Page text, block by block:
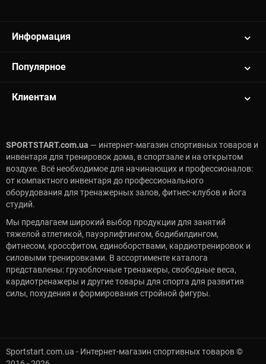
Информация
Популярное
Клиентам
SPORTSTART.com.ua — интернет-магазин спортивных товаров и
инвентаря для тренировок дома, в спортзале и на открытом
воздухе. Всё необходимое для начинающих и профессионалов:
от компактного инвентаря до профессионального
оборудования для тренажерных залов, фитнес-клубов и йога
студий.
Мы предлагаем широкий выбор продукции для занятий
тяжелой атлетикой, пауэрлифтингом, бодибилдингом,
фитнесом, кроссфитом, единоборствами, кардиотренировок и
силовыми тренировками. В ассортименте каталога
представлены: грузоблочные тренажеры, свободные веса,
кардиотренажеры и другие товары для спорта для развития
силы, похудения и формирования стройной фигуры.
Sportstart.com.ua - Интернет-магазин спортивных товаров ©